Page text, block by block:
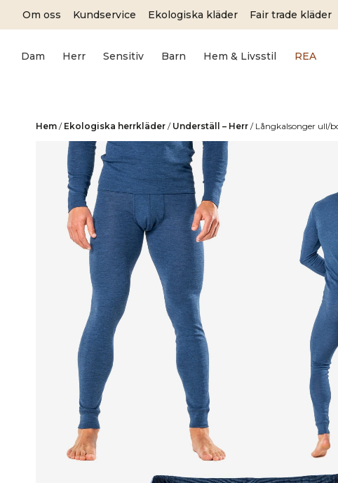
Om oss Kundservice Ekologiska kläder Fair trade kläder
Dam Herr Sensitiv Barn Hem & Livsstil REA
Hem / Ekologiska herrkläder / Underställ – Herr / Långkalsonger ull/